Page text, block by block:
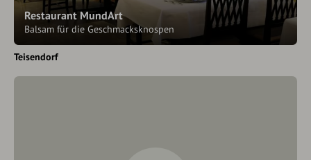
Restaurant MundArt
Balsam für die Geschmacksknospen
Teisendorf